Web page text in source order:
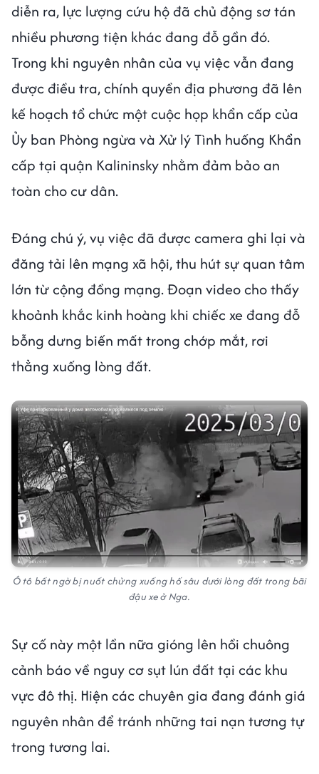
diễn ra, lực lượng cứu hộ đã chủ động sơ tán
nhiều phương tiện khác đang đỗ gần đó.
Trong khi nguyên nhân của vụ việc vẫn đang
được điều tra, chính quyền địa phương đã lên
kế hoạch tổ chức một cuộc họp khẩn cấp của
Ủy ban Phòng ngừa và Xử lý Tình huống Khẩn
cấp tại quận Kalininsky nhằm đảm bảo an
toàn cho cư dân.
Đáng chú ý, vụ việc đã được camera ghi lại và
đăng tải lên mạng xã hội, thu hút sự quan tâm
lớn từ cộng đồng mạng. Đoạn video cho thấy
khoảnh khắc kinh hoàng khi chiếc xe đang đỗ
bỗng dưng biến mất trong chớp mắt, rơi
thẳng xuống lòng đất.
Ô tô bất ngờ bị nuốt chửng xuống hố sâu dưới lòng đất trong bãi
đậu xe ở Nga.
Sự cố này một lần nữa gióng lên hồi chuông
cảnh báo về nguy cơ sụt lún đất tại các khu
vực đô thị. Hiện các chuyên gia đang đánh giá
nguyên nhân để tránh những tai nạn tương tự
trong tương lai.